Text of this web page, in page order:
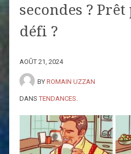
secondes ?
défi ?
AOÛT 21, 2024
BY ROMAIN UZZAN
DANS TENDANCES